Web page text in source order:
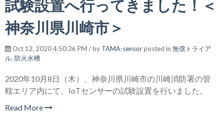
試験設置へ行ってきました！＜
神奈川県川崎市＞
Oct 12, 2020 4:50:36 PM / by TAMA-sensorposted in 無償トライア
ル, 防火水槽
2020年10月8日（木）、神奈川県川崎市の川崎消防署の管
轄エリア内にて、IoTセンサーの試験設置を行いました。
Read More